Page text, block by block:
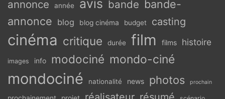
annonce année avis bande bande-
annonce blog blog cinéma budget casting
cinéma critique durée film films histoire
images info modociné mondo-ciné
mondociné nationalité news photos prochain